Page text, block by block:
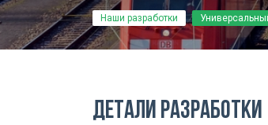
Centrul Testare
Наши разработки
Детали разработки